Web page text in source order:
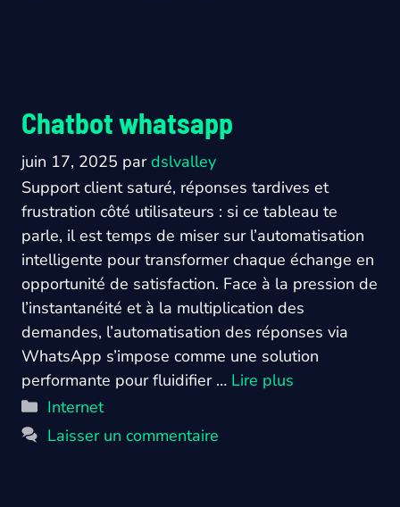
Chatbot whatsapp
juin 17, 2025 pardslvalley
Support client saturé, réponses tardives et
frustration côté utilisateurs : si ce tableau te
parle, il est temps de miser sur l’automatisation
intelligente pour transformer chaque échange en
opportunité de satisfaction. Face à la pression de
l’instantanéité et à la multiplication des
demandes, l’automatisation des réponses via
WhatsApp s’impose comme une solution
performante pour fluidifier … Lire plus
Catégories
Internet
Laisser un commentaire